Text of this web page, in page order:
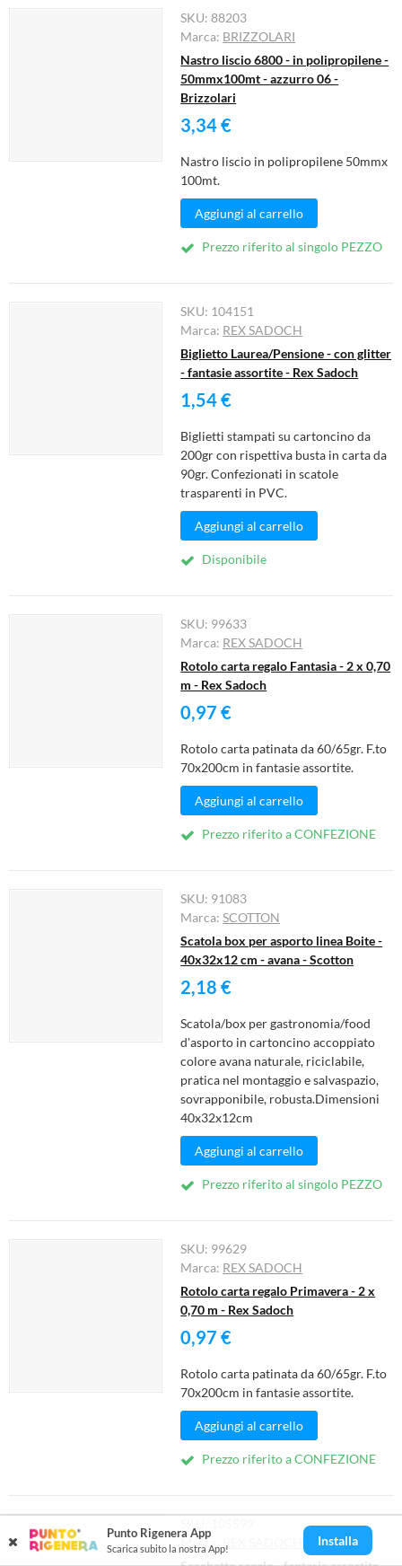
SKU:88203
Marca: BRIZZOLARI
Nastro liscio 6800 - in polipropilene -
50mmx100mt - azzurro 06 -
Brizzolari
3,34 €
Nastro liscio in polipropilene 50mmx
100mt.
Aggiungi al carrello
Prezzo riferito al singolo PEZZO
SKU: 104151
Marca: REX SADOCH
Biglietto Laurea/Pensione - con glitter
- fantasie assortite - Rex Sadoch
1,54 €
Biglietti stampati su cartoncino da
200gr con rispettiva busta in carta da
90gr. Confezionati in scatole
trasparenti in PVC.
Aggiungi al carrello
Disponibile
SKU: 99633
Marca: REX SADOCH
Rotolo carta regalo Fantasia - 2 x 0,70
m - Rex Sadoch
0,97 €
Rotolo carta patinata da 60/65gr. F.to
70x200cm in fantasie assortite.
Aggiungi al carrello
Prezzo riferito a CONFEZIONE
SKU: 91083
Marca:SCOTTON
Scatola box per asporto linea Boite -
40x32x12 cm - avana - Scotton
2,18 €
Scatola/box per gastronomia/food
d'asporto in cartoncino accoppiato
colore avana naturale, riciclabile,
pratica nel montaggio e salvaspazio,
sovrapponibile, robusta.Dimensioni
40x32x12cm
Aggiungi al carrello
Prezzo riferito al singolo PEZZO
SKU: 99629
Marca: REX SADOCH
Rotolo carta regalo Primavera - 2 x
0,70 m - Rex Sadoch
0,97 €
Rotolo carta patinata da 60/65gr. F.to
70x200cm in fantasie assortite.
Aggiungi al carrello
Prezzo riferito a CONFEZIONE
Marca:
REX SADOCH
Punto Rigenera App
Scarica subito la nostra App!
Installa